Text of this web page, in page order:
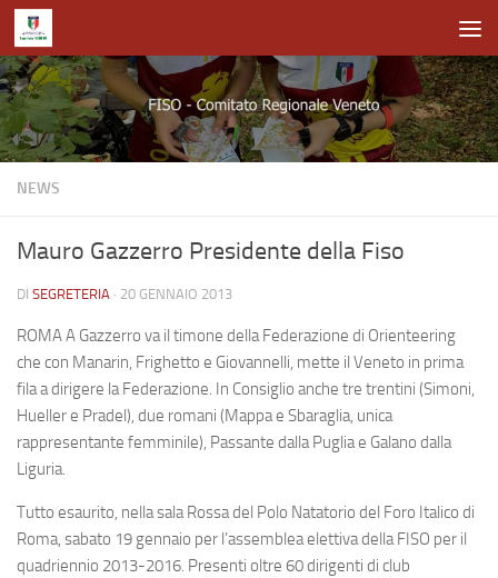
Salta al contenuto
NEWS
Mauro Gazzerro Presidente della Fiso
DI SEGRETERIA · 20 GENNAIO 2013
ROMA A Gazzerro va il timone della Federazione di Orienteering
che con Manarin, Frighetto e Giovannelli, mette il Veneto in prima
fila a dirigere la Federazione. In Consiglio anche tre trentini (Simoni,
Hueller e Pradel), due romani (Mappa e Sbaraglia, unica
rappresentante femminile), Passante dalla Puglia e Galano dalla
Liguria.
Tutto esaurito, nella sala Rossa del Polo Natatorio del Foro Italico di
Roma, sabato 19 gennaio per l’assemblea elettiva della FISO per il
quadriennio 2013-2016. Presenti oltre 60 dirigenti di club